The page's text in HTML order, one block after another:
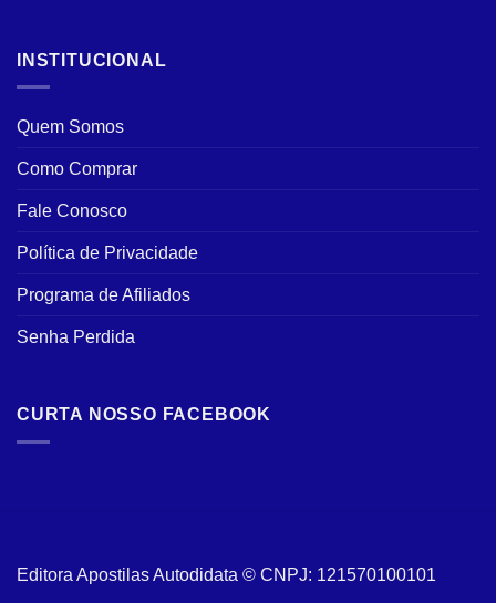
INSTITUCIONAL
Quem Somos
Como Comprar
Fale Conosco
Política de Privacidade
Programa de Afiliados
Senha Perdida
CURTA NOSSO FACEBOOK
Editora Apostilas Autodidata © CNPJ: 121570100101